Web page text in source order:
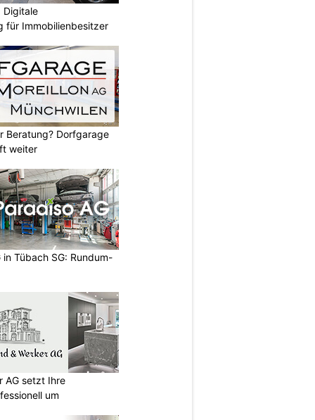
Digitale
für Immobilienbesitzer
Beratung? Dorfgarage
weiter
Tübach SG: Rundum-
AG setzt Ihre
um